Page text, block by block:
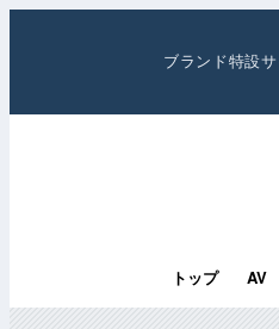
ブランド特設サ
トップ AV